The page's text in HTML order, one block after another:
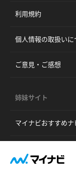
利用規約
個人情報の取扱いに
ご意見・ご感想
姉妹サイト
マイナビおすすめナ